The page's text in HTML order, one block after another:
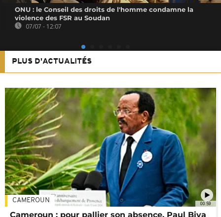
ONU : le Conseil des droits de l'homme condamne la
violence des FSR au Soudan
07/07 - 12:07
PLUS D'ACTUALITÉS
00:59
CAMEROUN
Cameroun : pour pallier son absence, Paul Biya